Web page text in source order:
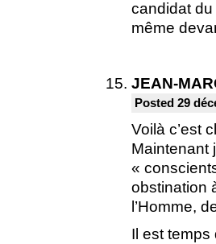
candidat
même
JEAN-
Posted 29
Voilà c’est
Maintenant
«
obstination
l’Homme,
Il est temps